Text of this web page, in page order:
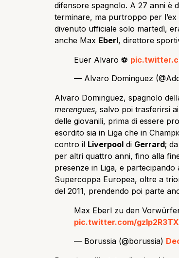
difensore spagnolo. A 27 anni è
terminare, ma purtroppo per l’ex
divenuto ufficiale solo martedì,
anche Max Eberl, direttore
Euer Alvaro ⚽️
— Alvaro Dominguez
Alvaro Dominguez, spagnolo
merengues, salvo poi trasferirsi
delle giovanili, prima di essere
esordito sia in Liga che in
contro il Liverpool di Gerrard;
per altri quattro anni, fino alla
presenze in Liga, e
Supercoppa Europea, oltre a
del 2011, prendendo poi parte
Max Eberl zu den
pic.twitter.com/
— Borussia (@borussia)